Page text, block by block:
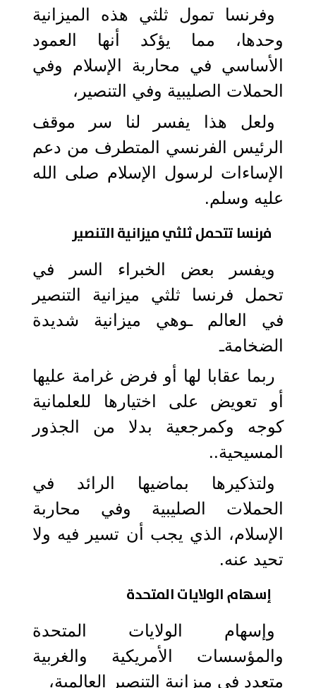
وفرنسا تمول ثلثي هذه الميزانية
وحدها، مما يؤكد أنها العمود
الأساسي في محاربة الإسلام وفي
الحملات الصليبية وفي التنصير،
ولعل هذا يفسر لنا سر موقف
الرئيس الفرنسي المتطرف من دعم
الإساءات لرسول الإسلام صلى الله
عليه وسلم.
فرنسا تتحمل ثلثي ميزانية التنصير
ويفسر بعض الخبراء السر في
تحمل فرنسا ثلثي ميزانية التنصير
في العالم ـوهي ميزانية شديدة
الضخامةـ
ربما عقابا لها أو فرض غرامة عليها
أو تعويض على اختيارها للعلمانية
كوجه وكمرجعية بدلا من الجذور
المسيحية..
ولتذكيرها بماضيها الرائد في
الحملات الصليبية وفي محاربة
الإسلام، الذي يجب أن تسير فيه ولا
تحيد عنه.
إسهام الولايات المتحدة
وإسهام الولايات المتحدة
والمؤسسات الأمريكية والغربية
متعدد في ميزانية التنصير العالمية،